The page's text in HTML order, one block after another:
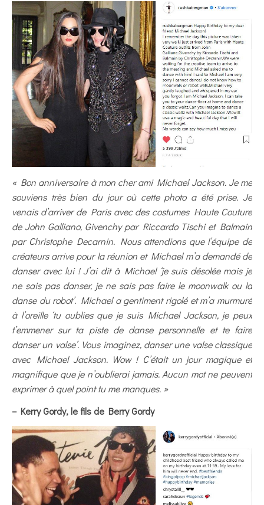
« Bon anniversaire à mon cher ami Michael Jackson. Je me
souviens très bien du jour où cette photo a été prise. Je
venais d’arriver de Paris avec des costumes Haute Couture
de John Galliano, Givenchy par Riccardo Tischi et Balmain
par Christophe Decarnin. Nous attendions que l’équipe de
créateurs arrive pour la réunion et Michael m’a demandé de
danser avec lui ! J’ai dit à Michael ‘je suis désolée mais je
ne sais pas danser, je ne sais pas faire le moonwalk ou la
danse du robot’. Michael a gentiment rigolé et m’a murmuré
à l’oreille ‘tu oublies que je suis Michael Jackson, je peux
t’emmener sur ta piste de danse personnelle et te faire
danser un valse’. Vous imaginez, danser une valse classique
avec Michael Jackson. Wow ! C’était un jour magique et
magnifique que je n’oublierai jamais. Aucun mot ne peuvent
exprimer à quel point tu me manques. »
– Kerry Gordy, le fils de Berry Gordy